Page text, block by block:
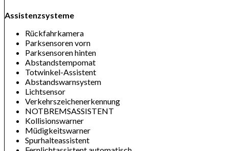
Assistenzsysteme
Rückfahrkamera
Parksensoren vorn
Parksensoren hinten
Abstandstempomat
Totwinkel-Assistent
Abstandswarnsystem
Lichtsensor
Verkehrszeichenerkennung
NOTBREMSASSISTENT
Kollisionswarner
Müdigkeitswarner
Spurhalteassistent